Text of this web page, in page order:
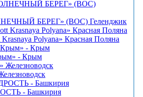
БЕРЕГ» (ВОС) Геленджик
Polyana» Красная Поляна
- Крым
- Башкирия